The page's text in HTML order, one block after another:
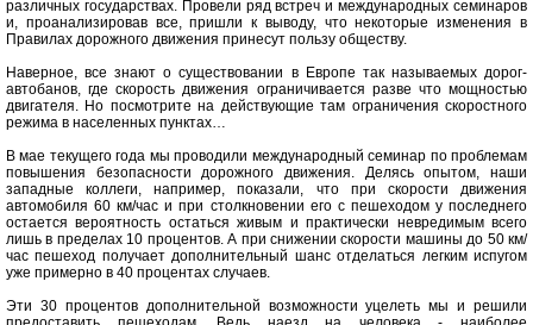
различных государствах. Провели ряд встреч и международных семинаров
и, проанализировав все, пришли к выводу, что некоторые изменения в
Правилах дорожного движения принесут пользу обществу.
Наверное, все знают о существовании в Европе так называемых дорог-
автобанов, где скорость движения ограничивается разве что мощностью
двигателя. Но посмотрите на действующие там ограничения скоростного
режима в населенных пунктах…
В мае текущего года мы проводили международный семинар по проблемам
повышения безопасности дорожного движения. Делясь опытом, наши
западные коллеги, например, показали, что при скорости движения
автомобиля 60 км/час и при столкновении его с пешеходом у последнего
остается вероятность остаться живым и практически невредимым всего
лишь в пределах 10 процентов. А при снижении скорости машины до 50 км/
час пешеход получает дополнительный шанс отделаться легким испугом
уже примерно в 40 процентах случаев.
Эти 30 процентов дополнительной возможности уцелеть мы и решили